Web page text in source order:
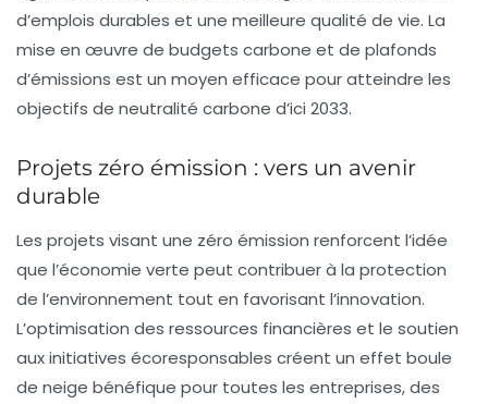
d’emplois durables et une meilleure qualité de vie. La
mise en œuvre de budgets carbone et de plafonds
d’émissions est un moyen efficace pour atteindre les
objectifs de neutralité carbone d’ici 2033.
Projets zéro émission : vers un avenir
durable
Les projets visant une zéro émission renforcent l’idée
que l’économie verte peut contribuer à la protection
de l’environnement tout en favorisant l’innovation.
L’optimisation des ressources financières et le soutien
aux initiatives écoresponsables créent un effet boule
de neige bénéfique pour toutes les entreprises, des